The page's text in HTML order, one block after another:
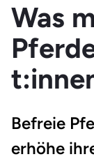
Was
Befreie
erhöhe